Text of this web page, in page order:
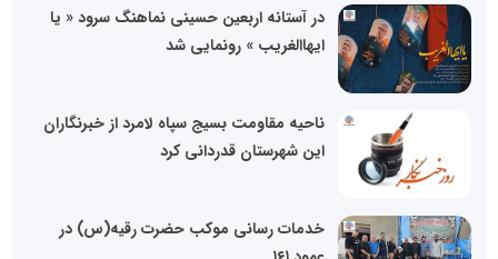
در آستانه اربعین حسینی نماهنگ سرود « یا
ایهاالغریب » رونمایی شد
ناحیه مقاومت بسیج سپاه لامرد از خبرنگاران
این شهرستان قدردانی کرد
خدمات رسانی موکب حضرت رقیه(س) در